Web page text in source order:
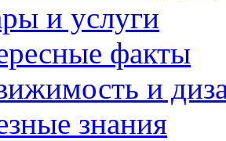
и услуги
факты
и
знания